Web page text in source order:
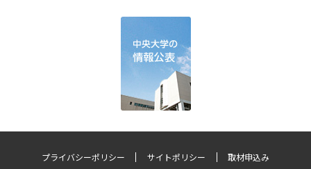
プライバシーポリシー サイトポリシー
取材申込み